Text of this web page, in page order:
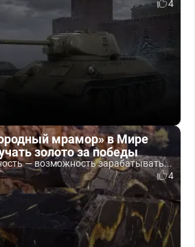
4
мрамор» в Мире
золото за победы
— возможность зарабатывать...
4